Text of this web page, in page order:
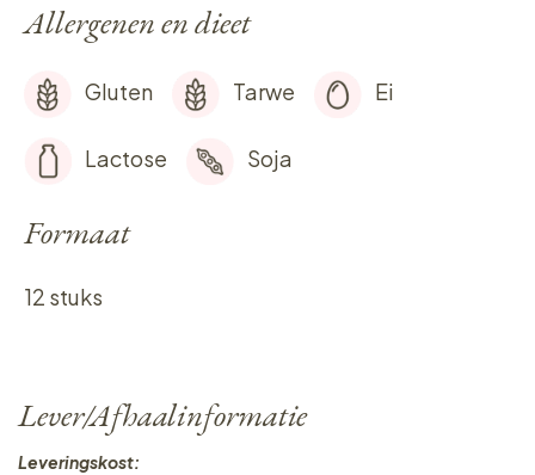
Allergenen en dieet
Gluten Tarwe Ei
Lactose Soja
Formaat
12 stuks
Lever/Afhaalinformatie
Leveringskost: